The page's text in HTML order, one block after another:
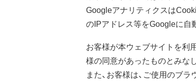
Googleアナリティクスは
のIPアドレス等をGoogleに自
お客様が本ウェブサイトを利
様の同意があったものとみな
また、お客様は、ご使用のブ